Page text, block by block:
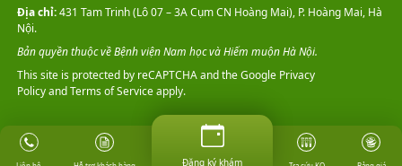
This site is protected by reCAPTCHA and the GooglePrivacy
PolicyandTerms of Serviceapply.
Địa chỉ:431 Tam Trinh (Lô 07 – 3A Cụm CN Hoàng Mai), P. Hoàng Mai, Hà
Nội.
Bản quyền thuộc về Bệnh viện Nam học và Hiếm muộn Hà Nội.
Đăng ký khám